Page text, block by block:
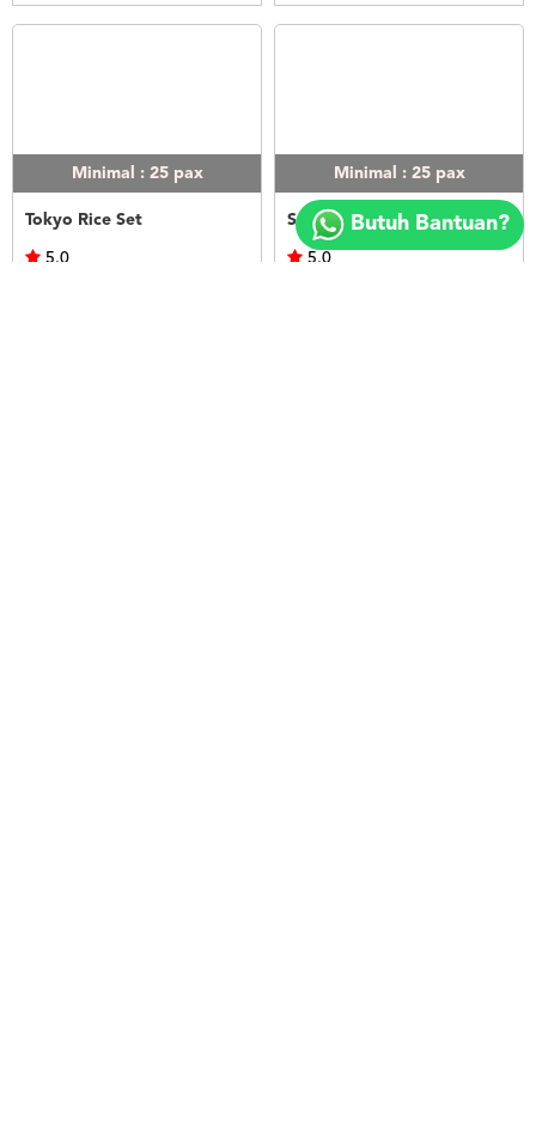
2018
FOODSPOT.CO.ID
Minimal : 25 pax
Tokyo Rice Set
5.0
Minimal : 25 pax
Seoul Rice Set
5.0
Butuh Bantuan?